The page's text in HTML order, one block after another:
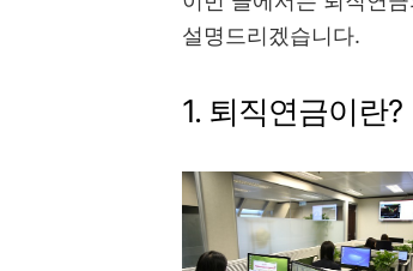
설명드리겠습니다.
1. 퇴직연금이란?